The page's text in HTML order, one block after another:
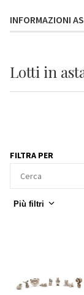
INFORMAZIONI
Lotti in
FILTRA PER
Più filtri